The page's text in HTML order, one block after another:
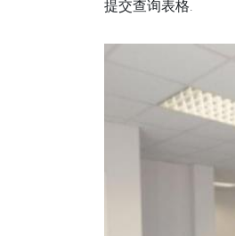
提交查询表格.